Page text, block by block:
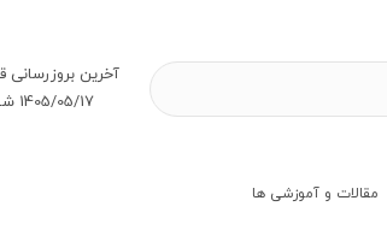
آخرین بروز‌رسانی
1405/05/17 شنبه
مقالات و آموزشی ها